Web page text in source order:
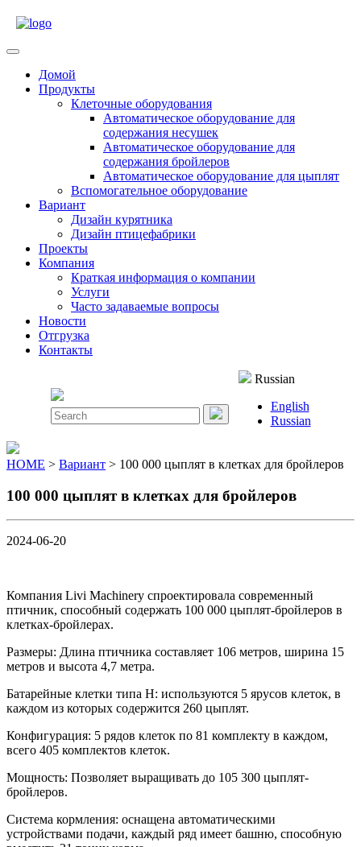
Open
Домой
Продукты
Клеточные оборудования
Автоматическое оборудование для
содержания несушек
Автоматическое оборудование для
содержания бройлеров
Автоматическое оборудование для цыплят
Вспомогательное оборудование
Вариант
Дизайн курятника
Дизайн птицефабрики
Проекты
Компания
Краткая информация о компании
Услуги
Часто задаваемые вопросы
Новости
Отгрузка
Контакты
Search
for:
Russian
English
Russian
HOME > Вариант > 100 000 цыплят в клетках для бройлеров
100 000 цыплят в клетках для бройлеров
2024-06-20
Компания Livi Machinery спроектировала современный
птичник, способный содержать 100 000 цыплят-бройлеров в
клетках-бройлерах.
Размеры: Длина птичника составляет 106 метров, ширина 15
метров и высота 4,7 метра.
Батарейные клетки типа H: используются 5 ярусов клеток, в
каждом из которых содержится 260 цыплят.
Конфигурация: 5 рядов клеток по 81 комплекту в каждом,
всего 405 комплектов клеток.
Мощность: Позволяет выращивать до 105 300 цыплят-
бройлеров.
Система кормления: оснащена автоматическими
устройствами подачи, каждый ряд имеет башню, способную